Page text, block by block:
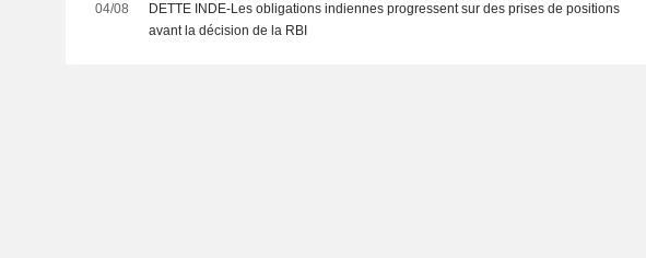
04/08
DETTE INDE-Les obligations indiennes progressent sur des prises de positions
avant la décision de la RBI